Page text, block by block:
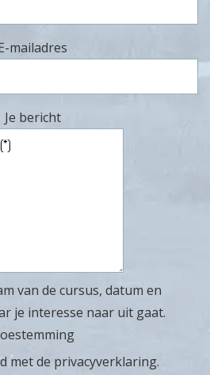
mailadres
Je bericht
van de cursus, datum en
je interesse naar uit gaat.
met de privacyverklaring.